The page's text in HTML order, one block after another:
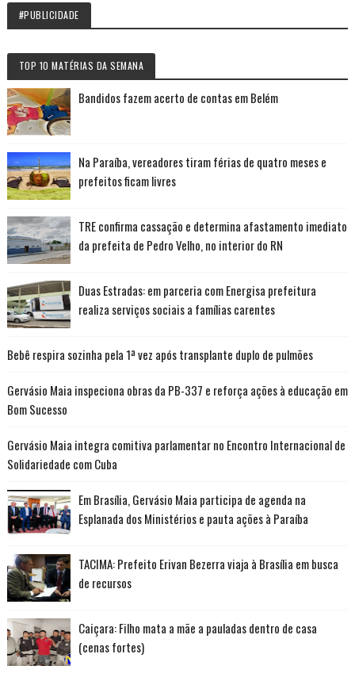
#PUBLICIDADE
TOP 10 MATÉRIAS DA SEMANA
Bandidos fazem acerto de contas em Belém
Na Paraíba, vereadores tiram férias de quatro meses e
prefeitos ficam livres
TRE confirma cassação e determina afastamento imediato
da prefeita de Pedro Velho, no interior do RN
Duas Estradas: em parceria com Energisa prefeitura
realiza serviços sociais a famílias carentes
Bebê respira sozinha pela 1ª vez após transplante duplo de pulmões
Gervásio Maia inspeciona obras da PB-337 e reforça ações à educação em
Bom Sucesso
Gervásio Maia integra comitiva parlamentar no Encontro Internacional de
Solidariedade com Cuba
Em Brasília, Gervásio Maia participa de agenda na
Esplanada dos Ministérios e pauta ações à Paraíba
TACIMA: Prefeito Erivan Bezerra viaja à Brasília em busca
de recursos
Caiçara: Filho mata a mãe a pauladas dentro de casa
(cenas fortes)